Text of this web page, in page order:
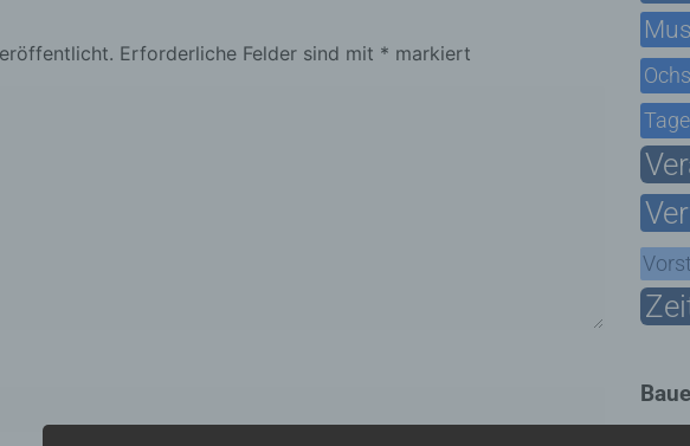
Erforderliche Felder sind mit * markiert